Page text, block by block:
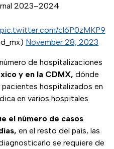
2023–2024
pic.twitter.com/cl6P0zMKP9
November 28, 2023
de hospitalizaciones
y en la CDMX, dónde
hospitalizados en
en varios hospitales.
el número de casos
en el resto del país, las
se requiere de